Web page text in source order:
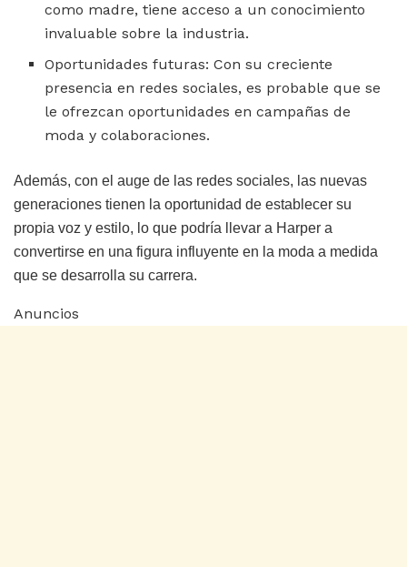
como madre, tiene acceso a un conocimiento
invaluable sobre la industria.
Oportunidades futuras: Con su creciente
presencia en redes sociales, es probable que se
le ofrezcan oportunidades en campañas de
moda y colaboraciones.
Además, con el auge de las redes sociales, las nuevas
generaciones tienen la oportunidad de establecer su
propia voz y estilo, lo que podría llevar a Harper a
convertirse en una figura influyente en la moda a medida
que se desarrolla su carrera.
Anuncios